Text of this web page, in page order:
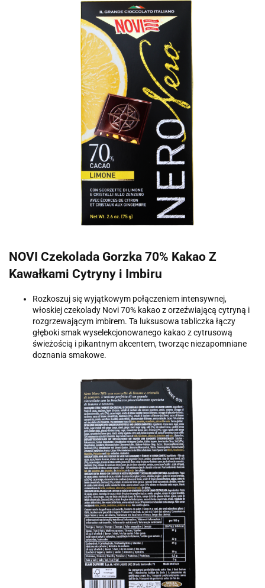
NOVI Czekolada Gorzka 70% Kakao Z
Kawałkami Cytryny i Imbiru
Rozkoszuj się wyjątkowym połączeniem intensywnej,
włoskiej czekolady Novi 70% kakao z orzeźwiającą cytryną i
rozgrzewającym imbirem. Ta luksusowa tabliczka łączy
głęboki smak wyselekcjonowanego kakao z cytrusową
świeżością i pikantnym akcentem, tworząc niezapomniane
doznania smakowe.